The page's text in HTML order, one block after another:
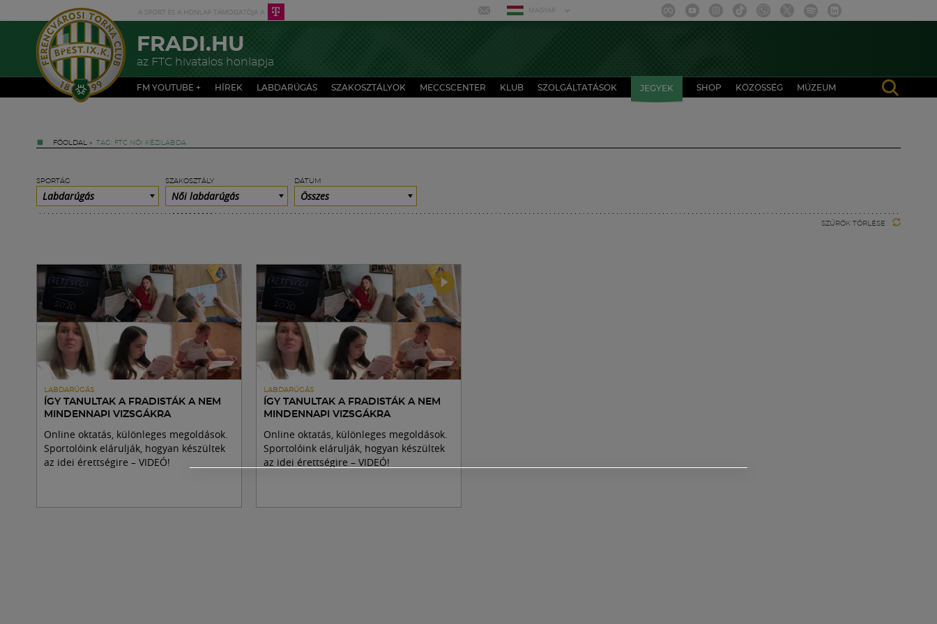
MAGYAR
FRADI.HU
az FTC hivatalos honlapja
FM YOUTUBE + HÍREK LABDARÚGÁS SZAKOSZTÁLYOK MECCSCENTER KLUB SZOLGÁLTATÁSOK JEGYEK SHOP KÖZÖSSÉG MÚZEUM
FŐOLDAL » TAG: FTC NŐI KÉZILABDA
SPORTÁG
Labdarúgás
SZAKOSZTÁLY
Női labdarúgás
DÁTUM
Összes
SZŰRŐK TÖRLÉSE
LABDARÚGÁS
ÍGY TANULTAK A FRADISTÁK A NEM
MINDENNAPI VIZSGÁKRA
Online oktatás, különleges megoldások.
Sportolóink elárulják, hogyan készültek
az idei érettségire – VIDEÓ!
LABDARÚGÁS
ÍGY TANULTAK A FRADISTÁK A NEM
MINDENNAPI VIZSGÁKRA
Online oktatás, különleges megoldások.
Sportolóink elárulják, hogyan készültek
az idei érettségire – VIDEÓ!